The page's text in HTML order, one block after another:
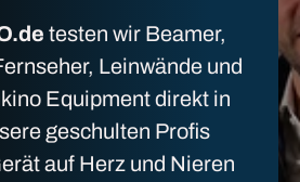
testen wir Beamer,
Leinwände und
Equipment direkt in
geschulten Profis
auf Herz und Nieren